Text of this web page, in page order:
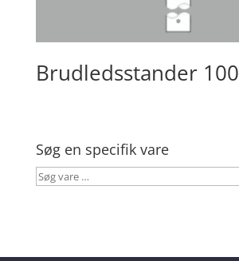
Brudledsstander 100
Søg en specifik vare
Søg